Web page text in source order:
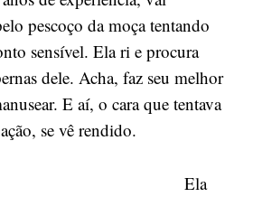
pescoço da moça tentando
sensível. Ela ri e procura
dele. Acha, faz seu melhor
E aí, o cara que tentava
se vê rendido.
Ela